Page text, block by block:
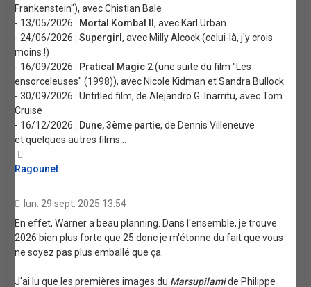
Frankenstein"), avec Chistian Bale
- 13/05/2026 : Mortal Kombat II, avec Karl Urban
- 24/06/2026 :Supergirl, avec Milly Alcock (celui-là, j'y crois
moins !)
- 16/09/2026 : Pratical Magic 2(une suite du film "Les
ensorceleuses" (1998)), avec Nicole Kidman et Sandra Bullock
- 30/09/2026 : Untitled film, de Alejandro G. Inarritu, avec Tom
Cruise
- 16/12/2026 : Dune, 3ème partie, de Dennis Villeneuve
et quelques autres films...
Ragounet
lun. 29 sept. 2025 13:54
En effet, Warner a beau planning. Dans l'ensemble, je trouve
2026 bien plus forte que 25 donc je m'étonne du fait que vous
ne soyez pas plus emballé que ça.
J'ai lu que les premières images du Marsupilamide Philippe